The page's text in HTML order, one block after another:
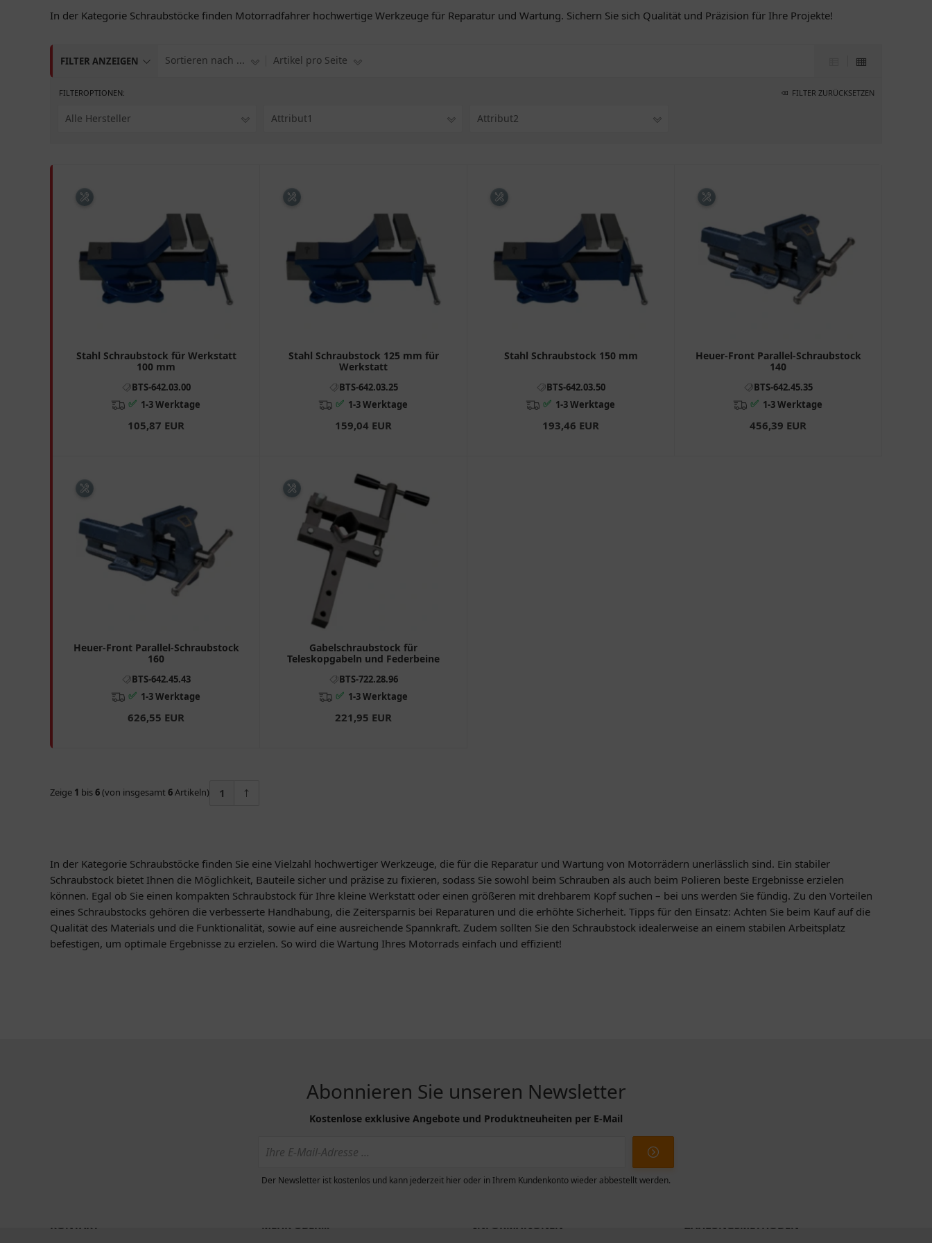
In der Kategorie Schraubstöcke finden Motorradfahrer hochwertige Werkzeuge für Reparatur und Wartung. Sichern Sie sich Qualität und Präzision für Ihre Projekte!
FILTER ANZEIGEN Sortieren nach ... Artikel pro Seite
FILTEROPTIONEN: FILTER ZURÜCKSETZEN
Alle Hersteller Attribut1 Attribut2
Stahl Schraubstock für Werkstatt
100 mm
BTS-642.03.00
✅ 1-3 Werktage
105,87 EUR
Stahl Schraubstock 125 mm für
Werkstatt
BTS-642.03.25
✅ 1-3 Werktage
159,04 EUR
Stahl Schraubstock 150 mm
BTS-642.03.50
✅ 1-3 Werktage
193,46 EUR
Heuer-Front Parallel-Schraubstock
140
BTS-642.45.35
✅ 1-3 Werktage
456,39 EUR
Heuer-Front Parallel-Schraubstock
160
BTS-642.45.43
✅ 1-3 Werktage
626,55 EUR
Gabelschraubstock für
Teleskopgabeln und Federbeine
BTS-722.28.96
✅ 1-3 Werktage
221,95 EUR
Zeige 1 bis6(von insgesamt 6Artikeln) 1
In der Kategorie Schraubstöcke finden Sie eine Vielzahl hochwertiger Werkzeuge, die für die Reparatur und Wartung von Motorrädern unerlässlich sind. Ein stabiler
Schraubstock bietet Ihnen die Möglichkeit, Bauteile sicher und präzise zu fixieren, sodass Sie sowohl beim Schrauben als auch beim Polieren beste Ergebnisse erzielen
können. Egal ob Sie einen kompakten Schraubstock für Ihre kleine Werkstatt oder einen größeren mit drehbarem Kopf suchen – bei uns werden Sie fündig. Zu den Vorteilen
eines Schraubstocks gehören die verbesserte Handhabung, die Zeitersparnis bei Reparaturen und die erhöhte Sicherheit. Tipps für den Einsatz: Achten Sie beim Kauf auf die
Qualität des Materials und die Funktionalität, sowie auf eine ausreichende Spannkraft. Zudem sollten Sie den Schraubstock idealerweise an einem stabilen Arbeitsplatz
befestigen, um optimale Ergebnisse zu erzielen. So wird die Wartung Ihres Motorrads einfach und effizient!
Abonnieren Sie unseren Newsletter
Kostenlose exklusive Angebote und Produktneuheiten per E-Mail
Der Newsletter ist kostenlos und kann jederzeit hier oder in Ihrem Kundenkonto wieder abbestellt werden.
KONTAKT MEHR ÜBER... INFORMATIONEN ZAHLUNGSMETHODEN